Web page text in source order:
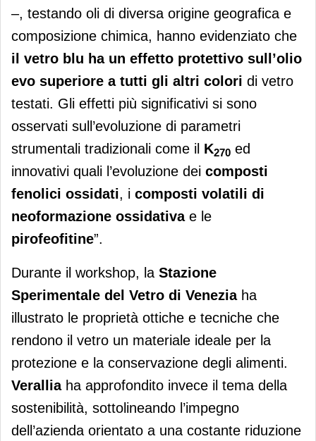
–, testando oli di diversa origine geografica e
composizione chimica, hanno evidenziato che
il vetro blu ha un effetto protettivo sull’olio
evo superiore a tutti gli altri colori di vetro
testati. Gli effetti più significativi si sono
osservati sull’evoluzione di parametri
strumentali tradizionali come il K270 ed
innovativi quali l’evoluzione dei composti
fenolici ossidati, i composti volatili di
neoformazione ossidativae le
pirofeofitine”.
Durante il workshop, la Stazione
Sperimentale del Vetro di Veneziaha
illustrato le proprietà ottiche e tecniche che
rendono il vetro un materiale ideale per la
protezione e la conservazione degli alimenti.
Veralliaha approfondito invece il tema della
sostenibilità, sottolineando l’impegno
dell’azienda orientato a una costante riduzione